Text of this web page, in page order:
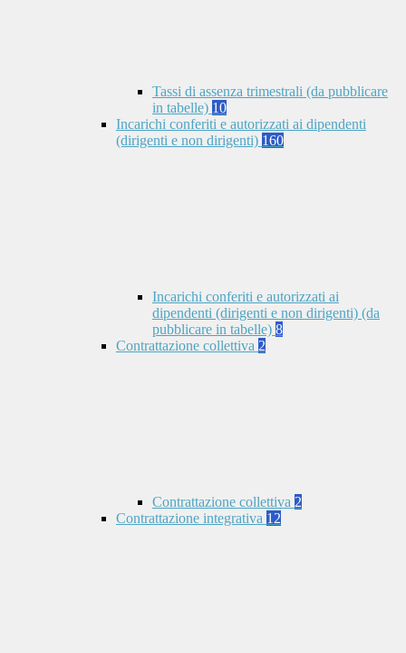
Tassi di assenza trimestrali (da pubblicare
in tabelle) 10
Incarichi conferiti e autorizzati ai dipendenti
(dirigenti e non dirigenti) 160
Incarichi conferiti e autorizzati ai
dipendenti (dirigenti e non dirigenti) (da
pubblicare in tabelle) 8
Contrattazione collettiva 2
Contrattazione collettiva 2
Contrattazione integrativa 12